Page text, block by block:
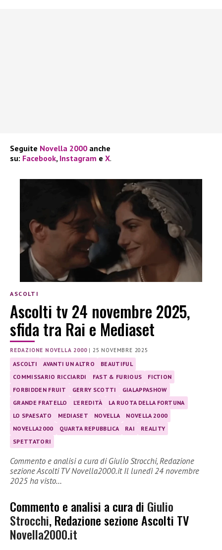
Seguite Novella 2000 anche
su: Facebook, Instagram e X.
ASCOLTI
Ascolti tv 24 novembre 2025,
sfida tra Rai e Mediaset
REDAZIONE NOVELLA 2000| 25 NOVEMBRE 2025
ASCOLTI AVANTI UN ALTRO
BEAUTIFUL
COMMISSARIO RICCIARDI
FAST & FURIOUS
FICTION
FORBIDDEN FRUIT
GERRY SCOTTI
GIALAPPASHOW
GRANDE FRATELLO
L'EREDITÀ
LA RUOTA DELLA FORTUNA
LO SPAESATO
MEDIASET NOVELLA
NOVELLA 2000
NOVELLA2000
QUARTA REPUBBLICA RAI
REALITY
SPETTATORI
Commento e analisi a cura di Giulio Strocchi, Redazione
sezione Ascolti TV Novella2000.it Il lunedì 24 novembre
2025 ha visto…
Commento e analisi a cura di Giulio
Strocchi, Redazione sezione Ascolti TV
Novella2000.it